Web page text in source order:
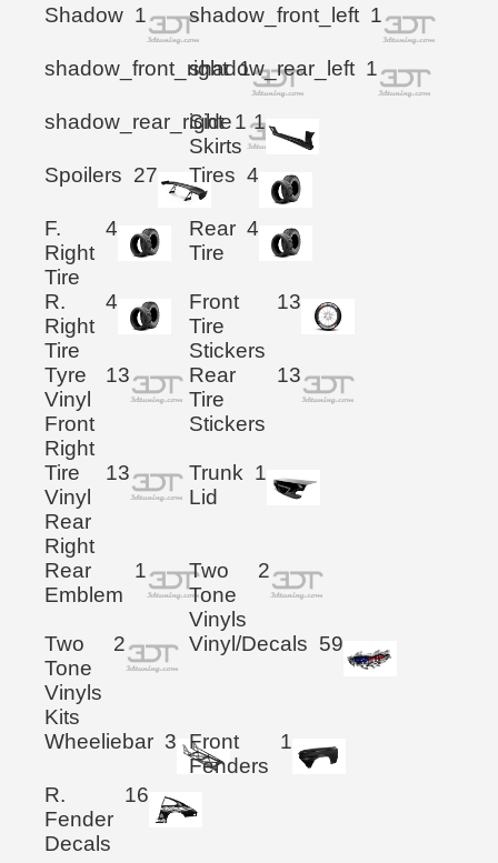
Shadow 1 shadow_front_left 1
shadow_front_right 1
shadow_rear_left 1
shadow_rear_right 1
Side
Skirts
1
Spoilers 27 Tires 4
F.
Right
Tire
4
Rear
Tire
4
R.
Right
Tire
4
Front
Tire
Stickers
13
Tyre
Vinyl
Front
Right
13
Rear
Tire
Stickers
13
Tire
Vinyl
Rear
Right
13
Trunk
Lid
1
Rear
Emblem
1
Two
Tone
Vinyls
2
Two
Tone
Vinyls
Kits
2 Vinyl/Decals 59
Wheeliebar 3
Front
Fenders
1
R.
Fender
Decals
16